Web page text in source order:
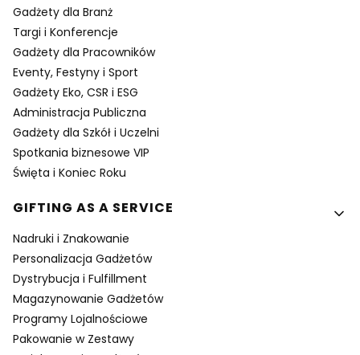
Gadżety dla Branż
Targi i Konferencje
Gadżety dla Pracowników
Eventy, Festyny i Sport
Gadżety Eko, CSR i ESG
Administracja Publiczna
Gadżety dla Szkół i Uczelni
Spotkania biznesowe VIP
Święta i Koniec Roku
GIFTING AS A SERVICE
Nadruki i Znakowanie
Personalizacja Gadżetów
Dystrybucja i Fulfillment
Magazynowanie Gadżetów
Programy Lojalnościowe
Pakowanie w Zestawy